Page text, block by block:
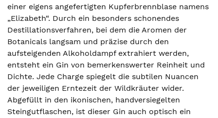
einer eigens angefertigten Kupferbrennblase namens
„Elizabeth“. Durch ein besonders schonendes
Destillationsverfahren, bei dem die Aromen der
Botanicals langsam und präzise durch den
aufsteigenden Alkoholdampf extrahiert werden,
entsteht ein Gin von bemerkenswerter Reinheit und
Dichte. Jede Charge spiegelt die subtilen Nuancen
der jeweiligen Erntezeit der Wildkräuter wider.
Abgefüllt in den ikonischen, handversiegelten
Steingutflaschen, ist dieser Gin auch optisch ein